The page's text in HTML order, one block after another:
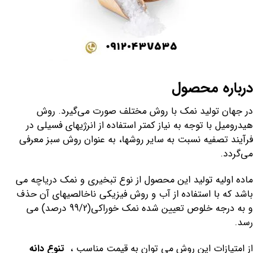
درباره محصول
در جهان تولید نمک با روش مختلف صورت می‌گیرد. روش
هیدرومیل با توجه به نیاز کمتر استفاده از انرژی­های فسیلی در
فرآیند تصفیه نسبت به سایر روش­ها، به عنوان روش سبز معرفی
می­‌گردد.
ماده اولیه تولید این محصول از نوع تبخیری و نمک دریاچه می­‌
باشد که با استفاده از آب و روش فیزیکی ناخالصی­های آن حذف
و به درجه خلوص تعیین شده نمک خوراکی(99/2 درصد) می­‌
رسد.
از امتیازات این روش می توان به قیمت مناسب ،تنوع دانه